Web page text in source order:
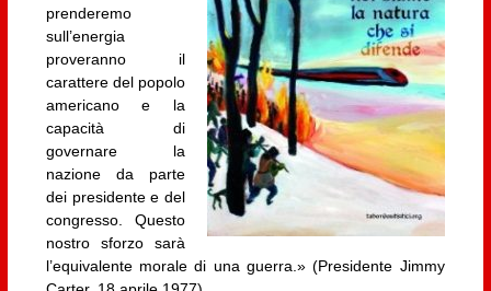
prenderemo
sull’energia
proveranno il
carattere del popolo
americano e la
capacità di
governare la
nazione da parte
dei presidente e del
congresso. Questo
nostro sforzo sarà
l’equivalente morale di una guerra.» (Presidente Jimmy